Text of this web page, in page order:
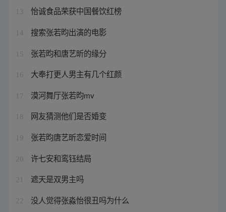
13 怡诚食品荣获中国餐饮红榜
14 搜索张若昀出演的电影
15 张若昀和唐艺昕的缘分
16 大奉打更人男主有几个红颜
17 漠河舞厅张若昀mv
18 网友猜测他们是否婚变
19 张若昀唐艺昕恋爱时间
20 许七安和鸾钰结局
21 遮天是双男主吗
22 没人觉得张淼怡很丑吗为什么